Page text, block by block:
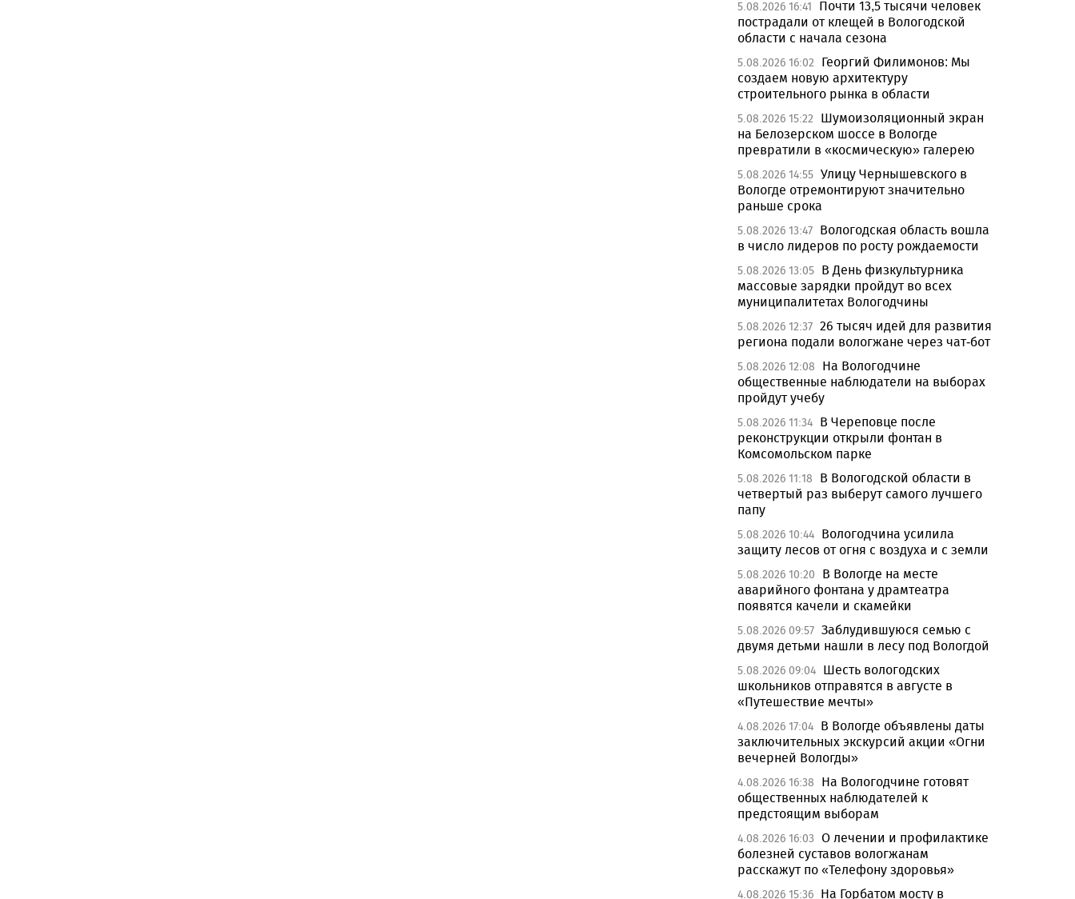
5.08.2026 16:41
Почти 13,5 тысячи человек
пострадали от клещей в Вологодской
области с начала сезона
5.08.2026 16:02
Георгий Филимонов: Мы
создаем новую архитектуру
строительного рынка в области
5.08.2026 15:22
Шумоизоляционный экран
на Белозерском шоссе в Вологде
превратили в «космическую» галерею
5.08.2026 14:55 Улицу Чернышевского в
Вологде отремонтируют значительно
раньше срока
5.08.2026 13:47 Вологодская область вошла
в число лидеров по росту рождаемости
5.08.2026 13:05 В День физкультурника
массовые зарядки пройдут во всех
муниципалитетах Вологодчины
5.08.2026 12:37 26 тысяч идей для развития
региона подали вологжане через чат-бот
5.08.2026 12:08
На Вологодчине
общественные наблюдатели на выборах
пройдут учебу
5.08.2026 11:34 В Череповце после
реконструкции открыли фонтан в
Комсомольском парке
5.08.2026 11:18
В Вологодской области в
четвертый раз выберут самого лучшего
папу
5.08.2026 10:44 Вологодчина усилила
защиту лесов от огня с воздуха и с земли
5.08.2026 10:20
В Вологде на месте
аварийного фонтана у драмтеатра
появятся качели и скамейки
5.08.2026 09:57 Заблудившуюся семью с
двумя детьми нашли в лесу под Вологдой
5.08.2026 09:04 Шесть вологодских
школьников отправятся в августе в
«Путешествие мечты»
4.08.2026 17:04 В Вологде объявлены даты
заключительных экскурсий акции «Огни
вечерней Вологды»
4.08.2026 16:38
На Вологодчине готовят
общественных наблюдателей к
предстоящим выборам
4.08.2026 16:03 О лечении и профилактике
болезней суставов вологжанам
расскажут по «Телефону здоровья»
4.08.2026 15:36 На Горбатом мосту в